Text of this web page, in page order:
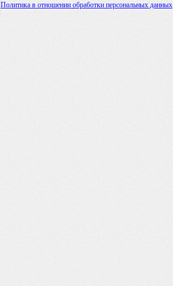
Политика в отношении обработки персональных данных